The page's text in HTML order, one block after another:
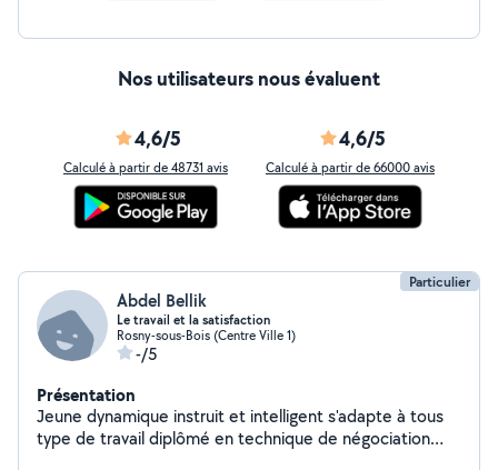
Nos utilisateurs nous évaluent
4,6/5
Calculé à partir de 48731 avis
4,6/5
Calculé à partir de 66000 avis
Particulier
Abdel Bellik
Le travail et la satisfaction
Rosny-sous-Bois (Centre Ville 1)
-/5
Présentation
Jeune dynamique instruit et intelligent s'adapte à tous
type de travail diplômé en technique de négociation